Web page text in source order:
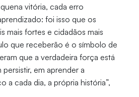
vitória, cada erro
foi isso que os
mais fortes e cidadãos mais
que receberão é o símbolo de
que a verdadeira força está
em aprender a
a cada dia, a própria história”,